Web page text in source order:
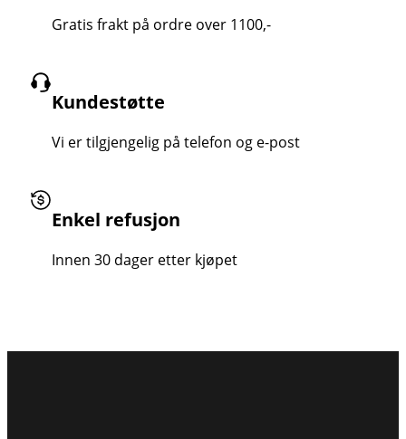
Gratis frakt på ordre over 1100,-
Kundestøtte
Vi er tilgjengelig på telefon og e-post
Enkel refusjon
Innen 30 dager etter kjøpet